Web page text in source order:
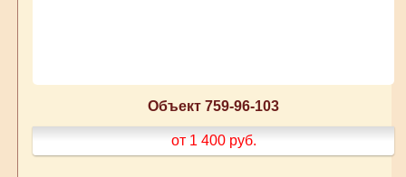
Объект 759-96-103
от 1 400 руб.